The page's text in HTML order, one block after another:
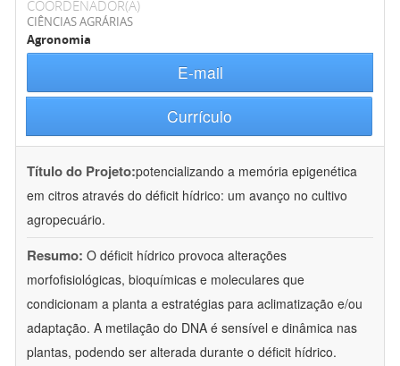
COORDENADOR(A)
CIÊNCIAS AGRÁRIAS
Agronomia
E-mail
Currículo
Título do Projeto:potencializando a memória epigenética
em citros através do déficit hídrico: um avanço no cultivo
agropecuário.
Resumo: O déficit hídrico provoca alterações
morfofisiológicas, bioquímicas e moleculares que
condicionam a planta a estratégias para aclimatização e/ou
adaptação. A metilação do DNA é sensível e dinâmica nas
plantas, podendo ser alterada durante o déficit hídrico.